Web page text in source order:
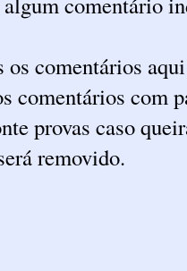
os comentários
comentários com
provas caso
removido.